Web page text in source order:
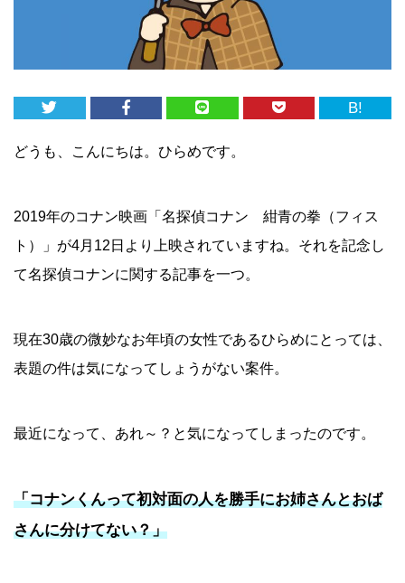
B!
どうも、こんにちは。ひらめです。
2019年のコナン映画「名探偵コナン 紺青の拳（フィス
ト）」が4月12日より上映されていますね。それを記念し
て名探偵コナンに関する記事を一つ。
現在30歳の微妙なお年頃の女性であるひらめにとっては、
表題の件は気になってしょうがない案件。
最近になって、あれ～？と気になってしまったのです。
「コナンくんって初対面の人を勝手にお姉さんとおば
さんに分けてない？」